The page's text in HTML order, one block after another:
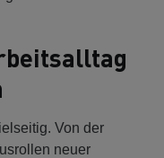
Von der
neuer